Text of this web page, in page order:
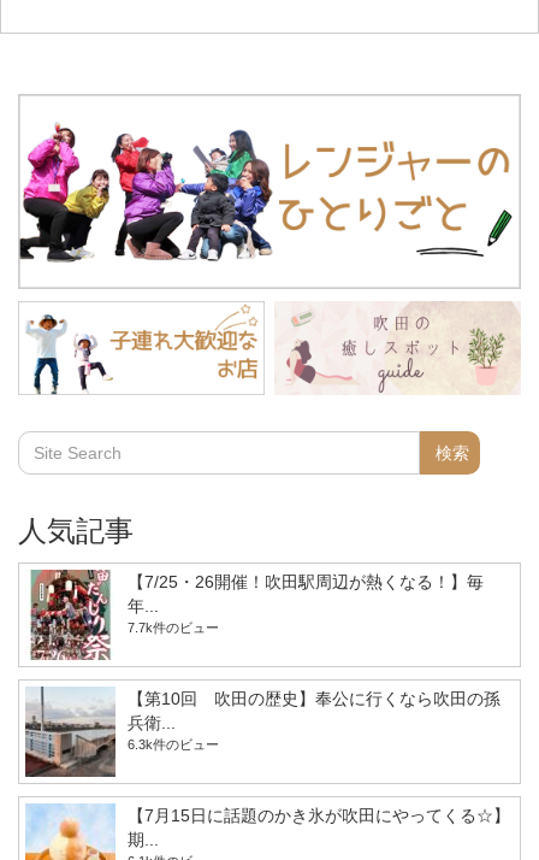
人気記事
【7/25・26開催！吹田駅周辺が熱くなる！】毎
年...
7.7k件のビュー
【第10回 吹田の歴史】奉公に行くなら吹田の孫
兵衛...
6.3k件のビュー
【7月15日に話題のかき氷が吹田にやってくる☆】
期...